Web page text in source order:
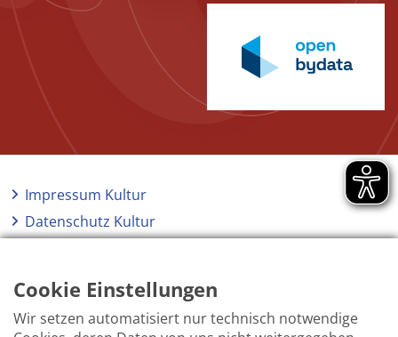
Impressum Kultur
Datenschutz Kultur
Cookie Einstellungen
Wir setzen automatisiert nur technisch notwendige